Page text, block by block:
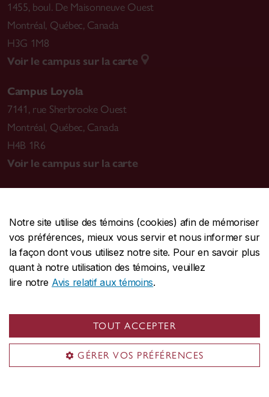
Notre site utilise des témoins (cookies) afin de mémoriser
vos préférences, mieux vous servir et nous informer sur
la façon dont vous utilisez notre site. Pour en savoir plus
quant à notre utilisation des témoins, veuillez
lire notre Avis relatif aux témoins.
TOUT ACCEPTER
GÉRER VOS PRÉFÉRENCES
1455, boul. De Maisonneuve Ouest
Montréal, Québec, Canada
H3G 1M8
Voir le campus sur la carte
Campus Loyola
7141, rue Sherbrooke Ouest
Montréal, Québec, Canada
H4B 1R6
Voir le campus sur la carte
CENTRALE514-848-2424
URGENCE514-848-3717
Protection et prévention | Accessibilité | Confidentialité
Conditions d'utilisation |
© Université Concordia. Montréal, QC, Canada